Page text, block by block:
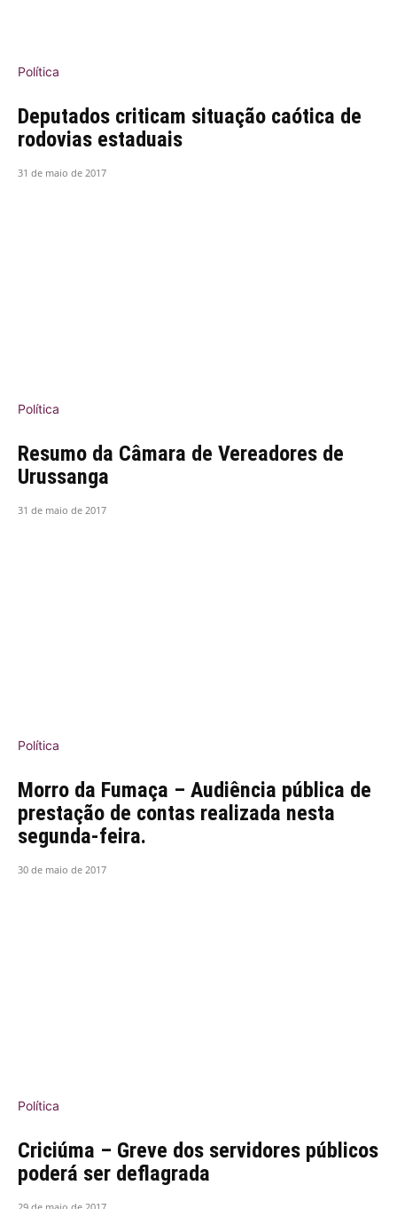
Política
Deputados criticam situação caótica de
rodovias estaduais
31 de maio de 2017
Política
Resumo da Câmara de Vereadores de
Urussanga
31 de maio de 2017
Política
Morro da Fumaça – Audiência pública de
prestação de contas realizada nesta
segunda-feira.
30 de maio de 2017
Política
Criciúma – Greve dos servidores públicos
poderá ser deflagrada